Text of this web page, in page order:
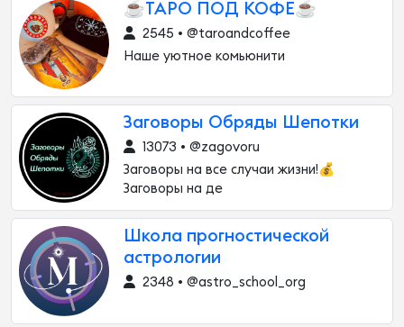
☕️ТАРО ПОД КОФЕ☕️
2545 • @taroandcoffee
Наше уютное комьюнити
Заговоры Обряды Шепотки
13073 • @zagovoru
Заговоры на все случаи жизни!💰
Заговоры на де
Школа прогностической
астрологии
2348 • @astro_school_org